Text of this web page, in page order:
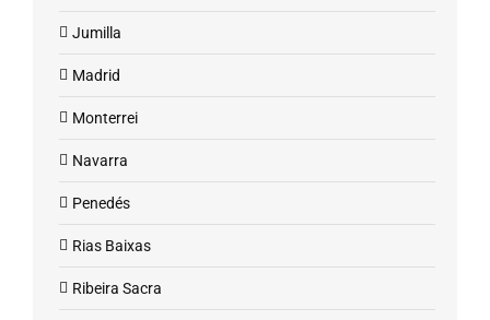
Jumilla
Madrid
Monterrei
Navarra
Penedés
Rias Baixas
Ribeira Sacra